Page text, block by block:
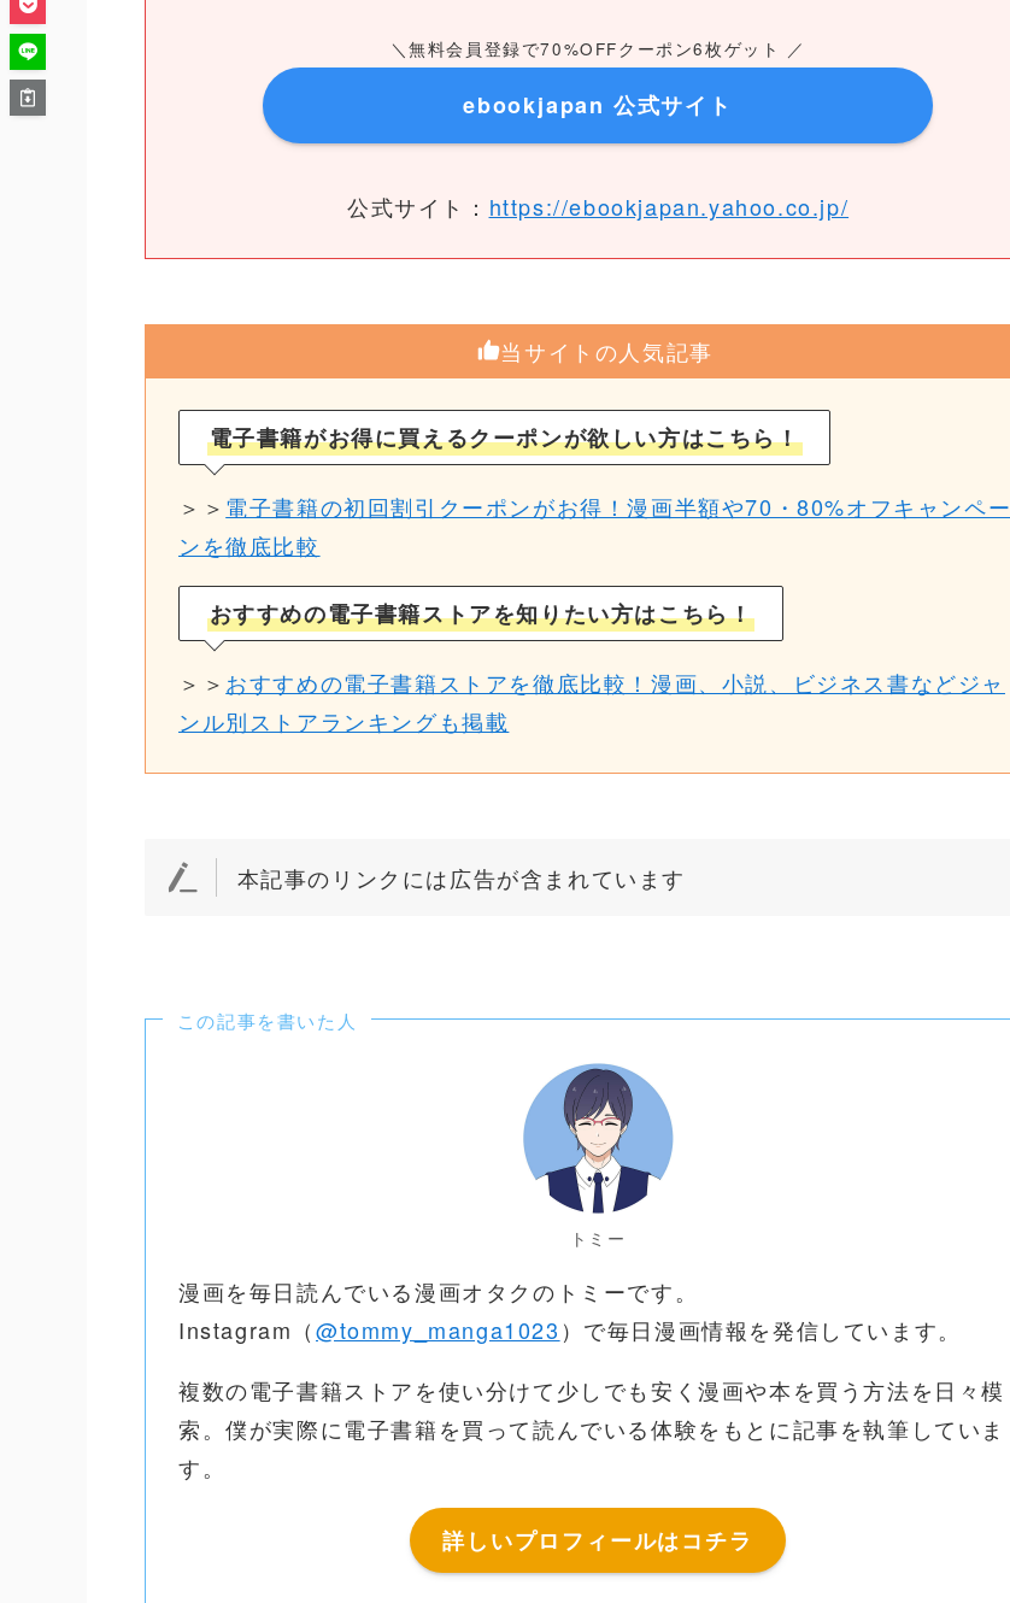
＼無料会員登録で70%OFFクーポン6枚ゲット ／
ebookjapan 公式サイト
公式サイト： https://ebookjapan.yahoo.co.jp/
当サイトの人気記事
電子書籍がお得に買えるクーポンが欲しい方はこちら！
＞＞ 電子書籍の初回割引クーポンがお得！漫画半額や70・80%オフキャンペー
ンを徹底比較
おすすめの電子書籍ストアを知りたい方はこちら！
＞＞ おすすめの電子書籍ストアを徹底比較！漫画、小説、ビジネス書などジャ
ンル別ストアランキングも掲載
本記事のリンクには広告が含まれています
この記事を書いた人
トミー
漫画を毎日読んでいる漫画オタクのトミーです。
Instagram（@tommy_manga1023 ）で毎日漫画情報を発信しています。
複数の電子書籍ストアを使い分けて少しでも安く漫画や本を買う方法を日々模
索。僕が実際に電子書籍を買って読んでいる体験をもとに記事を執筆していま
す。
詳しいプロフィールはコチラ